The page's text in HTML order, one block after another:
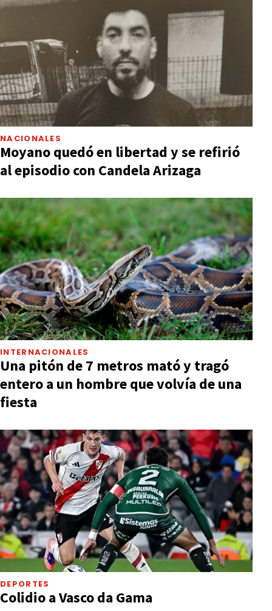
NACIONALES
Moyano quedó en libertad y se refirió
al episodio con Candela Arizaga
INTERNACIONALES
Una pitón de 7 metros mató y tragó
entero a un hombre que volvía de una
fiesta
DEPORTES
Colidio a Vasco da Gama